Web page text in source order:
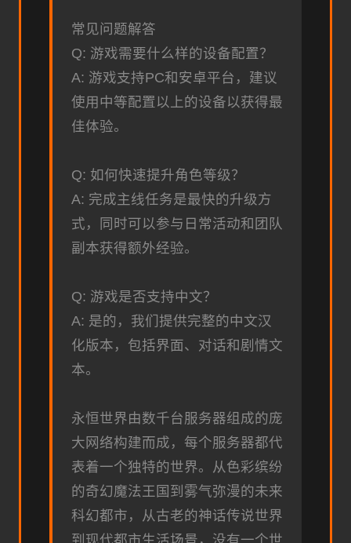
常见问题解答
Q: 游戏需要什么样的设备配置？
A: 游戏支持PC和安卓平台，建议
使用中等配置以上的设备以获得最
佳体验。
Q: 如何快速提升角色等级？
A: 完成主线任务是最快的升级方
式，同时可以参与日常活动和团队
副本获得额外经验。
Q: 游戏是否支持中文？
A: 是的，我们提供完整的中文汉
化版本，包括界面、对话和剧情文
本。
永恒世界由数千台服务器组成的庞
大网络构建而成，每个服务器都代
表着一个独特的世界。从色彩缤纷
的奇幻魔法王国到雾气弥漫的未来
科幻都市，从古老的神话传说世界
到现代都市生活场景，没有一个世